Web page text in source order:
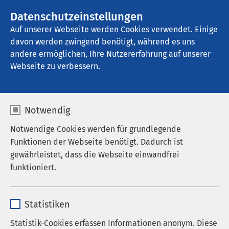
Datenschutzeinstellungen
Auf unserer Webseite werden Cookies verwendet. Einige
davon werden zwingend benötigt, während es uns
andere ermöglichen, Ihre Nutzererfahrung auf unserer
Webseite zu verbessern.
Notwendig
Notwendige Cookies werden für grundlegende
Funktionen der Webseite benötigt. Dadurch ist
gewährleistet, dass die Webseite einwandfrei
funktioniert.
Anbieter sgalinski
Statistiken
Statistik-Cookies erfassen Informationen anonym. Diese
AMEOS Psychosomatisches Reha Zentrum
Bremen
05.03.2025
AMEOS Psychosomatisches Reha
Zentrum Bremen
Ambulante psychosomatische
Reha als Unterstützung